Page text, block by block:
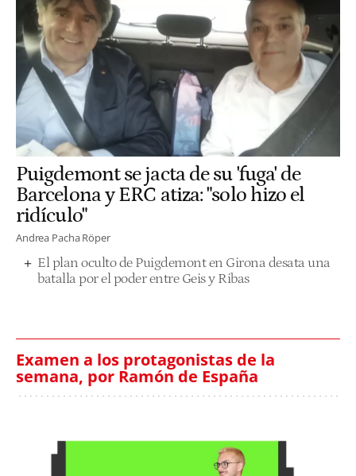
Puigdemont se jacta de su 'fuga' de
Barcelona y ERC atiza: "solo hizo el
ridículo"
Andrea Pacha Röper
El plan oculto de Puigdemont en Girona desata una
batalla por el poder entre Geis y Ribas
Examen a los protagonistas de la
semana, por Ramón de España